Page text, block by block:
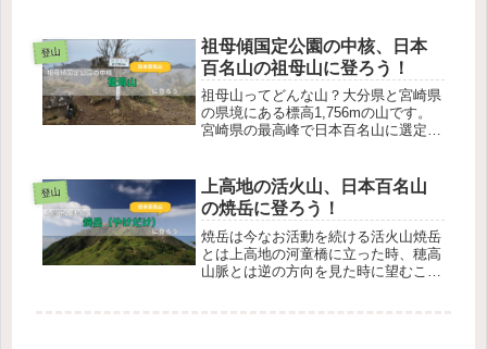
あり、真夏でも涼しく、快適な車中泊
が可能です。道の駅に併設され...
登山
祖母傾国定公園の中核、日本
百名山の祖母山に登ろう！
祖母山ってどんな山？大分県と宮崎県
の県境にある標高1,756mの山です。
宮崎県の最高峰で日本百名山に選定さ
と事故が多い山です。事前に登山ルー
トの確認と分岐点では地図を確認し...
登山
上高地の活火山、日本百名山
の焼岳に登ろう！
焼岳は今なお活動を続ける活火山焼岳
とは上高地の河童橋に立った時、穂高
山脈とは逆の方向を見た時に望むこと